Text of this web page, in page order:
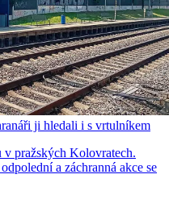
ji hledali i s vrtulníkem
v pražských Kolovratech.
a záchranná akce se